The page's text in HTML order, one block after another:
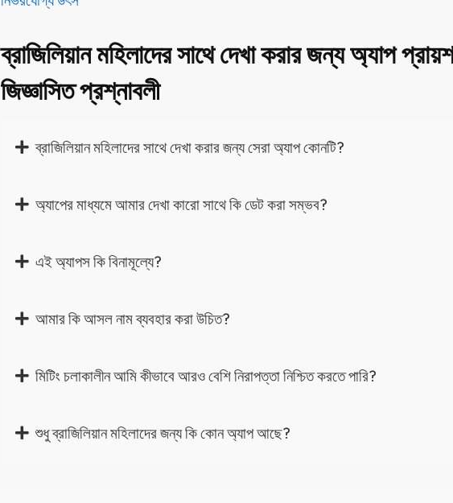
ব্রাজিলিয়ান মহিলাদের সাথে দেখা করার জন্য অ্যাপ
জিজ্ঞাসিত প্রশ্নাবলী
ব্রাজিলিয়ান মহিলাদের সাথে দেখা করার জন্য সেরা অ্যাপ কোনটি?
অ্যাপের মাধ্যমে আমার দেখা কারো সাথে কি ডেট করা সম্ভব?
এই অ্যাপস কি বিনামূল্যে?
আমার কি আসল নাম ব্যবহার করা উচিত?
মিটিং চলাকালীন আমি কীভাবে আরও বেশি নিরাপত্তা নিশ্চিত করতে পারি?
শুধু ব্রাজিলিয়ান মহিলাদের জন্য কি কোন অ্যাপ আছে?